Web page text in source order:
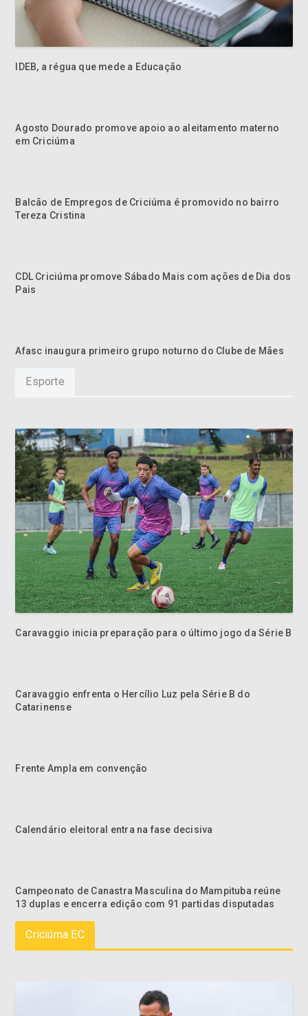
IDEB, a régua que mede a Educação
Agosto Dourado promove apoio ao aleitamento materno
em Criciúma
Balcão de Empregos de Criciúma é promovido no bairro
Tereza Cristina
CDL Criciúma promove Sábado Mais com ações de Dia dos
Pais
Afasc inaugura primeiro grupo noturno do Clube de Mães
Esporte
Caravaggio inicia preparação para o último jogo da Série B
Caravaggio enfrenta o Hercílio Luz pela Série B do
Catarinense
Frente Ampla em convenção
Calendário eleitoral entra na fase decisiva
Campeonato de Canastra Masculina do Mampituba reúne
13 duplas e encerra edição com 91 partidas disputadas
Criciúma EC